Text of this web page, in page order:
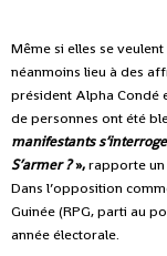
Même si elles se
néanmoins lieu à des
président Alpha Condé
de personnes ont été
manifestants
S’armer ?»,rapporte
Dans l’opposition
Guinée (RPG, parti au
année électorale.